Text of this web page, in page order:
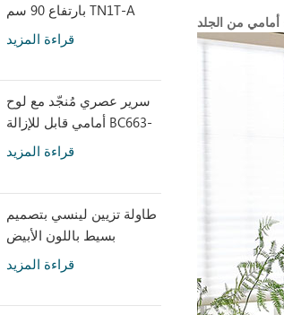
بارتفاع 90 سم TN1T-A
قراءة المزيد
سرير عصري مُنجّد مع لوح
أمامي قابل للإزالة BC663-
قراءة المزيد
طاولة تزيين لينسي بتصميم
بسيط باللون الأبيض
قراءة المزيد